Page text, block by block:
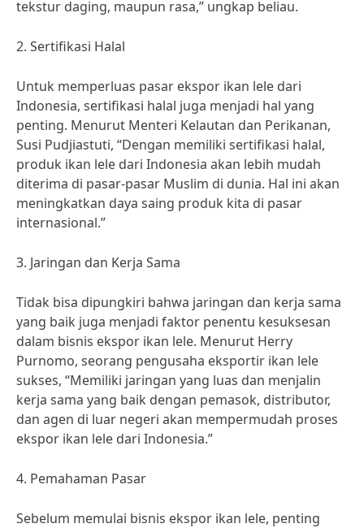
tekstur daging, maupun rasa,” ungkap beliau.
2. Sertifikasi Halal
Untuk memperluas pasar ekspor ikan lele dari
Indonesia, sertifikasi halal juga menjadi hal yang
penting. Menurut Menteri Kelautan dan Perikanan,
Susi Pudjiastuti, “Dengan memiliki sertifikasi halal,
produk ikan lele dari Indonesia akan lebih mudah
diterima di pasar-pasar Muslim di dunia. Hal ini akan
meningkatkan daya saing produk kita di pasar
internasional.”
3. Jaringan dan Kerja Sama
Tidak bisa dipungkiri bahwa jaringan dan kerja sama
yang baik juga menjadi faktor penentu kesuksesan
dalam bisnis ekspor ikan lele. Menurut Herry
Purnomo, seorang pengusaha eksportir ikan lele
sukses, “Memiliki jaringan yang luas dan menjalin
kerja sama yang baik dengan pemasok, distributor,
dan agen di luar negeri akan mempermudah proses
ekspor ikan lele dari Indonesia.”
4. Pemahaman Pasar
Sebelum memulai bisnis ekspor ikan lele, penting